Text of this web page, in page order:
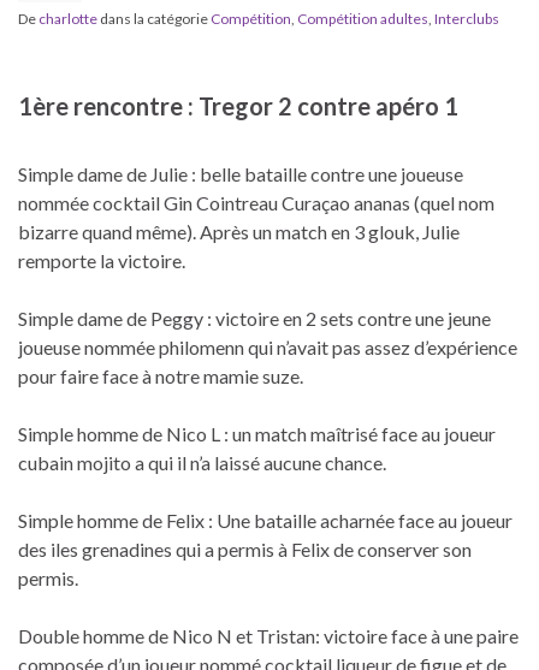
De charlotte dans la catégorie Compétition Compétition adultes Interclubs
1ère rencontre : Tregor 2 contre apéro 1
Simple dame de Julie : belle bataille contre une joueuse
nommée cocktail Gin Cointreau Curaçao ananas (quel nom
bizarre quand même). Après un match en 3 glouk, Julie
remporte la victoire.
Simple dame de Peggy : victoire en 2 sets contre une jeune
joueuse nommée philomenn qui n’avait pas assez d’expérience
pour faire face à notre mamie suze.
Simple homme de Nico L : un match maîtrisé face au joueur
cubain mojito a qui il n’a laissé aucune chance.
Simple homme de Felix : Une bataille acharnée face au joueur
des iles grenadines qui a permis à Felix de conserver son
permis.
Double homme de Nico N et Tristan: victoire face à une paire
composée d’un joueur nommé cocktail liqueur de figue et de